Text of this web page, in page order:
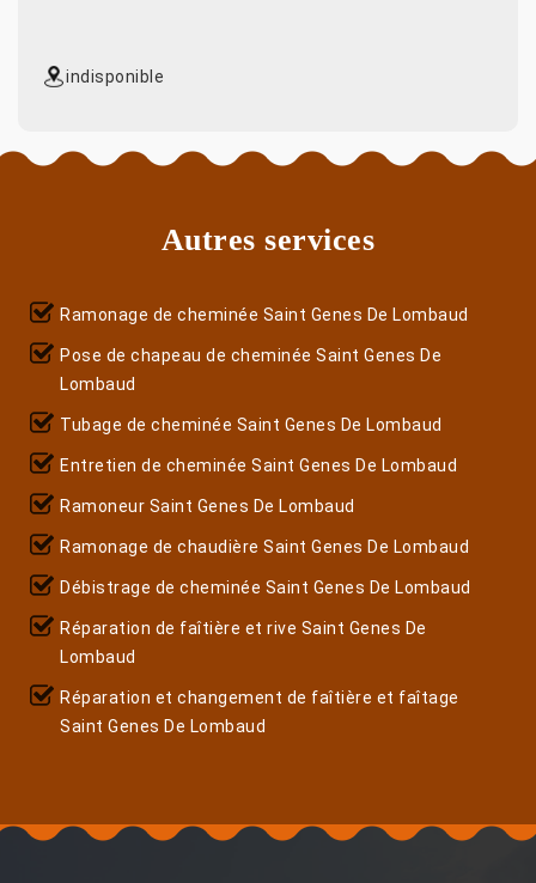
indisponible
Autres services
Ramonage de cheminée Saint Genes De Lombaud
Pose de chapeau de cheminée Saint Genes De
Lombaud
Tubage de cheminée Saint Genes De Lombaud
Entretien de cheminée Saint Genes De Lombaud
Ramoneur Saint Genes De Lombaud
Ramonage de chaudière Saint Genes De Lombaud
Débistrage de cheminée Saint Genes De Lombaud
Réparation de faîtière et rive Saint Genes De
Lombaud
Réparation et changement de faîtière et faîtage
Saint Genes De Lombaud